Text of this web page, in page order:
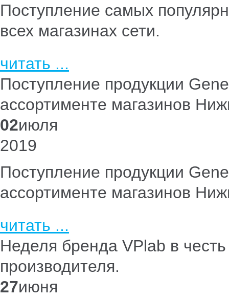
Поступление самых
всех магазинах сети.
читать ...
Поступление продукции
ассортименте магазинов
02июля
2019
Поступление продукции
ассортименте магазинов
читать ...
Неделя бренда VPlab в
производителя.
27июня